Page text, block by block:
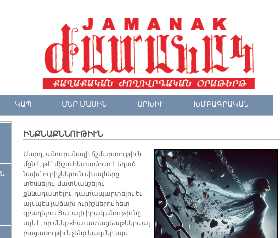
ԿԱՊ ՄԵՐ ՄԱՍԻՆ ԱՐԽԻՒ ԽՄԲԱԳՐԱԿԱՆ
ԻՆՔՆԱՔՆՆՈՒԹԻՒՆ
Մարդ, անուրանալի ճշմարտութիւն
մըն է, թէ՝ միշտ հետամուտ է եղած
նախ՝ ուրիշներուն սխալները
տեսնելու, մատնանշելու,
քննադատելու, դատապարտելու եւ
այսպէս յաճախ ուրիշներու հետ
զբաղելու։ Ցաւալի իրականութիւնը
այն է, որ մենք «հաւատացեալ»ներս ալ
բացառութիւն չենք կազմեր այս